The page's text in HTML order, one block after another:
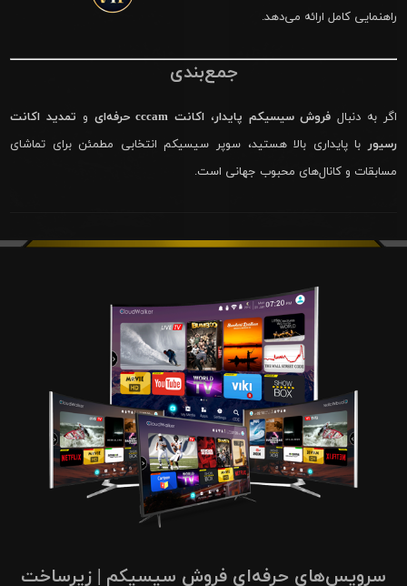
راهنمایی کامل ارائه می‌دهد.
جمع‌بندی
اگر به دنبال فروش سیسیکم پایدار، اکانت cccam حرفه‌ای و تمدید اکانت
رسیور با پایداری بالا هستید، سوپر سیسیکم انتخابی مطمئن برای تماشای
مسابقات و کانال‌های محبوب جهانی است.
سرویس‌های حرفه‌ای فروش سیسیکم | زیرساخت